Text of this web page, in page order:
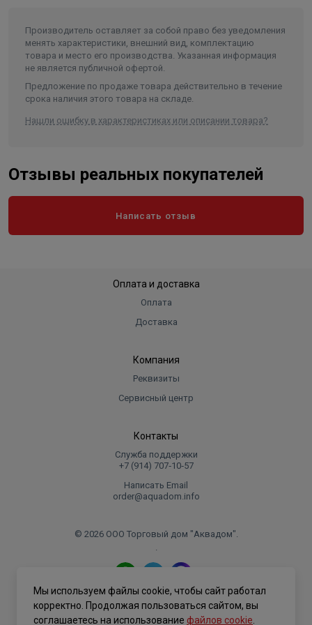
Внутренний диаметр обсадной
трубы скважины не менее/не
более (мм)
200/250
Частота, (Гц) 50
степень защиты (в формате IPXX)
Длина в упаковке, см.
Производитель оставляет за собой право без уведомления
менять характеристики, внешний вид, комплектацию
товара и место его производства. Указанная информация
не является публичной офертой.
Предложение по продаже товара действительно в течение
срока наличия этого товара на складе.
Нашли ошибку в характеристиках или описании товара?
Отзывы реальных покупателей
Написать отзыв
Оплата и доставка
Оплата
Доставка
Компания
Реквизиты
Сервисный центр
Контакты
Служба поддержки
+7 (914) 707‑10‑57
Написать Email
order@aquadom.info
© 2026 ООО Торговый дом "Аквадом".
.
Политика конфиденциальности
Мы используем файлы cookie, чтобы сайт работал
корректно. Продолжая пользоваться сайтом, вы
соглашаетесь на использование файлов cookie